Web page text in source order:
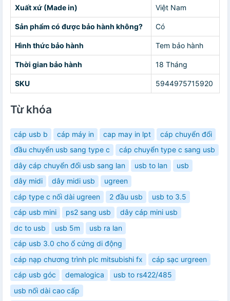
Xuất xứ (Made in) Việt Nam
Sản phẩm có được bảo hành không? Có
Hình thức bảo hành Tem bảo hành
Thời gian bảo hành 18 Tháng
SKU 5944975715920
Từ khóa
cáp usb b cáp máy in cap may in lpt
cáp chuyển đổi
đầu chuyển usb sang type c
cáp chuyển type c sang usb
dây cáp chuyển đổi usb sang lan
usb to lan
usb
dây midi
dây midi usb
ugreen
cáp type c nối dài ugreen
2 đầu usb
usb to 3.5
cáp usb mini
ps2 sang usb
dây cáp mini usb
dc to usb
usb 5m
usb ra lan
cáp usb 3.0 cho ổ cứng di động
cáp nạp chương trình plc mitsubishi fx
cáp sạc urgreen
cáp usb góc
demalogica
usb to rs422/485
usb nối dài cao cấp